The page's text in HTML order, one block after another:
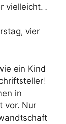
vielleicht…
vier
ein Kind
in
vor. Nur